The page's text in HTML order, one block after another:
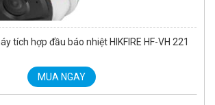
tích hợp đầu báo nhiệt HIKFIRE HF-VH 221
MUA NGAY